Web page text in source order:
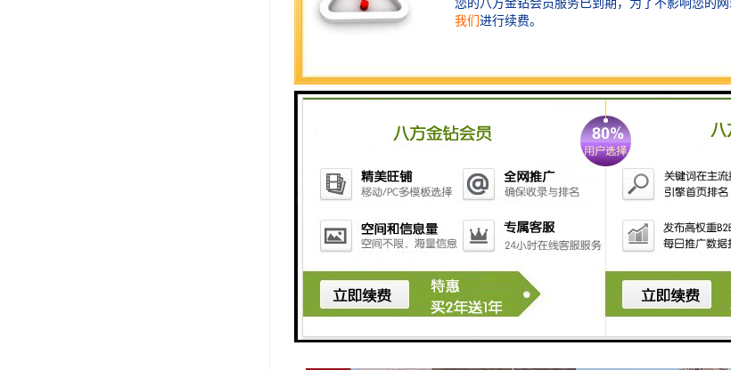
- 经验丰富的专业团队
- 先进的运输设备
采用防震车辆、恒温恒湿运输设备等，确保货物在运输过程中处于较佳环境。
- 严格的保密措施
对于高价值物品，保密性尤为重要。
公司实行严格的保密协议，确保客户信息及货物安全不被泄露。
- 灵活的运输方案